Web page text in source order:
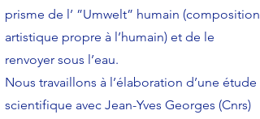
prisme de l’ ”Umwelt” humain (composition
artistique propre à l’humain) et de le
renvoyer sous l’eau.
Nous travaillons à l’élaboration d’une étude
scientifique avec Jean-Yves Georges (Cnrs)